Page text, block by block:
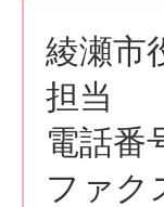
綾瀬市
担当
電話番
ファク